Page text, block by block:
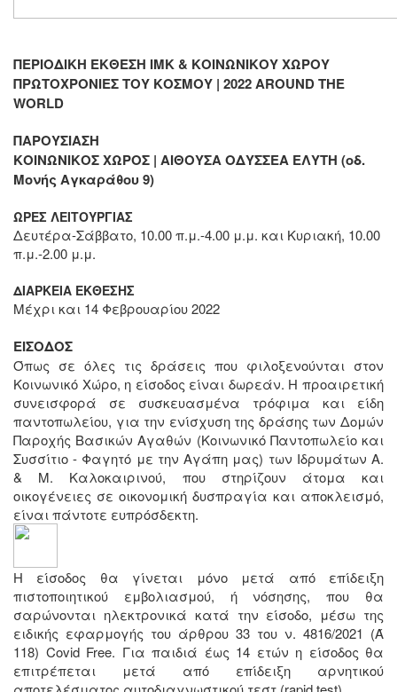
ΠΕΡΙΟΔΙΚΗ ΕΚΘΕΣΗ ΙΜΚ & ΚΟΙΝΩΝΙΚΟΥ ΧΩΡΟΥ
ΠΡΩΤΟΧΡΟΝΙΕΣ ΤΟΥ ΚΟΣΜΟΥ | 2022AROUNDTHE
WORLD
ΠΑΡΟΥΣΙΑΣΗ
ΚΟΙΝΩΝΙΚΟΣ ΧΩΡΟΣ | ΑΙΘΟΥΣΑ ΟΔΥΣΣΕΑ ΕΛΥΤΗ (οδ.
Μονής Αγκαράθου 9)
ΩΡΕΣ ΛΕΙΤΟΥΡΓΙΑΣ
Δευτέρα-Σάββατο, 10.00 π.μ.-4.00 μ.μ. και Κυριακή, 10.00
π.μ.-2.00 μ.μ.
ΔΙΑΡΚΕΙΑ ΕΚΘΕΣΗΣ
Μέχρι και 14 Φεβρουαρίου 2022
ΕΙΣΟΔΟΣ
Όπως σε όλες τις δράσεις που φιλοξενούνται στον
Κοινωνικό Χώρο, η είσοδος είναι δωρεάν. Η προαιρετική
συνεισφορά σε συσκευασμένα τρόφιμα και είδη
παντοπωλείου, για την ενίσχυση της δράσης των Δομών
Παροχής Βασικών Αγαθών (Κοινωνικό Παντοπωλείο και
Συσσίτιο - Φαγητό με την Αγάπη μας) των Ιδρυμάτων Α.
& Μ. Καλοκαιρινού, που στηρίζουν άτομα και
οικογένειες σε οικονομική δυσπραγία και αποκλεισμό,
είναι πάντοτε ευπρόσδεκτη.
Η είσοδος θα γίνεται μόνο μετά από επίδειξη
πιστοποιητικού εμβολιασμού, ή νόσησης, που θα
σαρώνονται ηλεκτρονικά κατά την είσοδο, μέσω της
ειδικής εφαρμογής του άρθρου 33 του ν. 4816/2021 (Ά
118) Covid Free. Για παιδιά έως 14 ετών η είσοδος θα
επιτρέπεται μετά από επίδειξη αρνητικού